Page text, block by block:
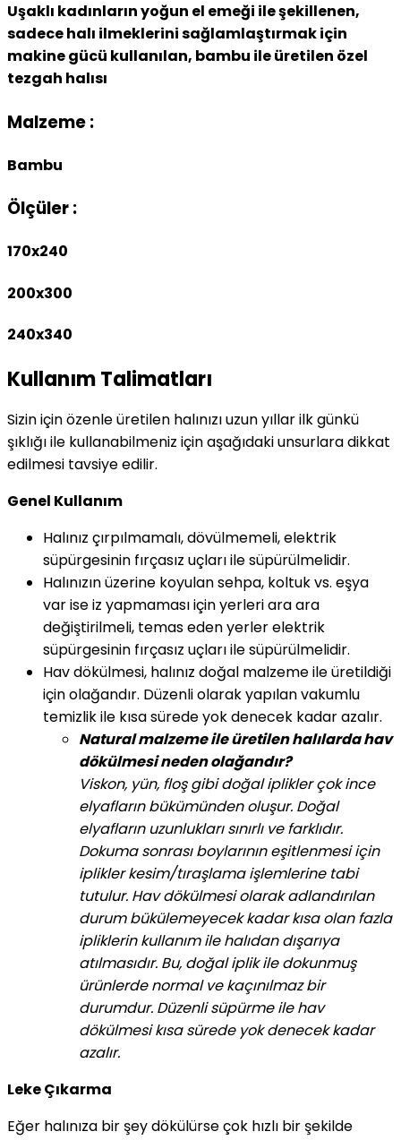
Uşaklı kadınların yoğun el emeği ile şekillenen,
sadece halı ilmeklerini sağlamlaştırmak için
makine gücü kullanılan, bambu ile üretilen özel
tezgah halısı
Malzeme :
Bambu
Ölçüler :
170x240
200x300
240x340
Kullanım Talimatları
Sizin için özenle üretilen halınızı uzun yıllar ilk günkü
şıklığı ile kullanabilmeniz için aşağıdaki unsurlara dikkat
edilmesi tavsiye edilir.
Genel Kullanım
Halınız çırpılmamalı, dövülmemeli, elektrik
süpürgesinin fırçasız uçları ile süpürülmelidir.
Halınızın üzerine koyulan sehpa, koltuk vs. eşya
var ise iz yapmaması için yerleri ara ara
değiştirilmeli, temas eden yerler elektrik
süpürgesinin fırçasız uçları ile süpürülmelidir.
Hav dökülmesi, halınız doğal malzeme ile üretildiği
için olağandır. Düzenli olarak yapılan vakumlu
temizlik ile kısa sürede yok denecek kadar azalır.
Natural malzeme ile üretilen halılarda hav
dökülmesi neden olağandır?
Viskon, yün, floş gibi doğal iplikler çok ince
elyafların bükümünden oluşur. Doğal
elyafların uzunlukları sınırlı ve farklıdır.
Dokuma sonrası boylarının eşitlenmesi için
iplikler kesim/tıraşlama işlemlerine tabi
tutulur. Hav dökülmesi olarak adlandırılan
durum bükülemeyecek kadar kısa olan fazla
ipliklerin kullanım ile halıdan dışarıya
atılmasıdır. Bu, doğal iplik ile dokunmuş
ürünlerde normal ve kaçınılmaz bir
durumdur. Düzenli süpürme ile hav
dökülmesi kısa sürede yok denecek kadar
azalır.
Leke Çıkarma
Eğer halınıza bir şey dökülürse çok hızlı bir şekilde